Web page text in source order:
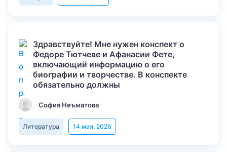
Здравствуйте! Мне нужен конспект о
Федоре Тютчеве и Афанасии Фете,
включающий информацию о его
биографии и творчестве. В конспекте
обязательно должны
София Неъматова
Литература 14 мая, 2026